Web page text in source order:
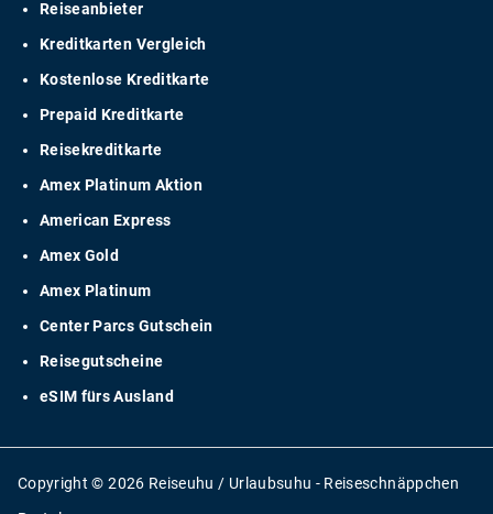
Reiseanbieter
Kreditkarten Vergleich
Kostenlose Kreditkarte
Prepaid Kreditkarte
Reisekreditkarte
Amex Platinum Aktion
American Express
Amex Gold
Amex Platinum
Center Parcs Gutschein
Reisegutscheine
eSIM fürs Ausland
Copyright © 2026 Reiseuhu / Urlaubsuhu - Reiseschnäppchen